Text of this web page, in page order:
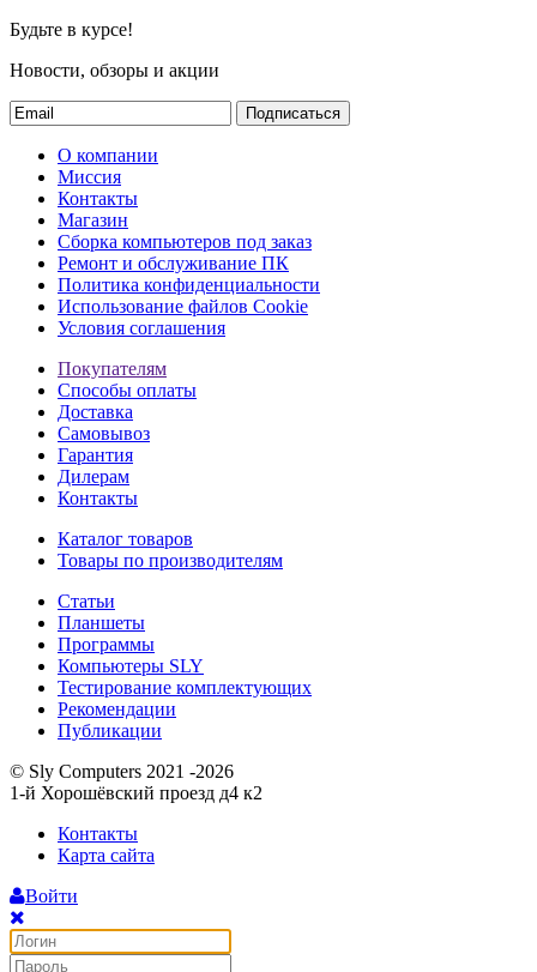
Будьте в курсе!
Новости, обзоры и акции
Подписаться
О компании
Миссия
Контакты
Магазин
Сборка компьютеров под заказ
Ремонт и обслуживание ПК
Политика конфиденциальности
Использование файлов Cookie
Условия соглашения
Покупателям
Способы оплаты
Доставка
Самовывоз
Гарантия
Дилерам
Контакты
Каталог товаров
Товары по производителям
Статьи
Планшеты
Программы
Компьютеры SLY
Тестирование комплектующих
Рекомендации
Публикации
© Sly Computers 2021 -2026
1-й Хорошёвский проезд д4 к2
Контакты
Карта сайта
Войти